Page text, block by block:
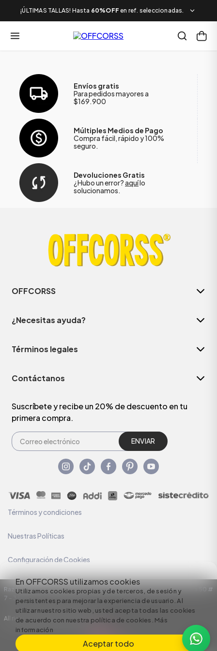
¡ÚLTIMAS TALLAS! Hasta 60%OFF en ref. seleccionadas.
En OFFCORSS utilizamos cookies
Utilizamos cookies propias y de terceros, de sesión y
persistentes para mejorar la experiencia de usuario. Al
utilizar nuestro sitio web, usted acepta todas las cookies
de acuerdo con nuestra política de cookies. Más
información
Aceptar todo
Envíos gratis
Para pedidos mayores a
$169.900
Múltiples Medios de Pago
Compra fácil, rápido y 100%
seguro.
Devoluciones Gratis
¿Hubo un error?aquílo
solucionamos.
OFFCORSS
¿Necesitas ayuda?
Términos legales
Contáctanos
Suscríbete y recibe un 20% de descuento en tu
primera compra.
ENVIAR
Términos y condiciones
Nuestras Políticas
Configuración de Cookies
Razón Social: C.I HERMECO S.A. NIT: 890924167-6 Dirección: Carrera 50 #
7 – 35
All rights reserved empowered by